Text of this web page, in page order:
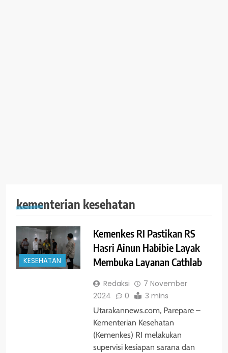
kementerian kesehatan
KESEHATAN
Kemenkes RI Pastikan RS
Hasri Ainun Habibie Layak
Membuka Layanan Cathlab
Redaksi
7 November
2024
0 3 mins
Utarakannews.com, Parepare –
Kementerian Kesehatan
(Kemenkes) RI melakukan
supervisi kesiapan sarana dan